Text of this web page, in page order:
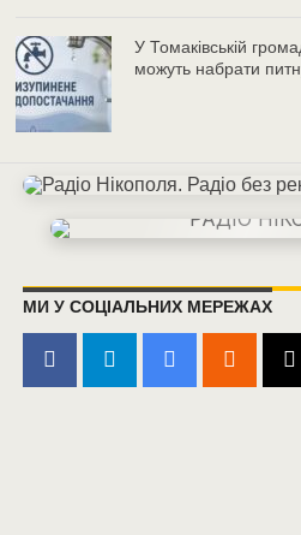
У Томаківській
можуть набрати
МИ У СОЦІАЛЬНИХ МЕРЕЖАХ